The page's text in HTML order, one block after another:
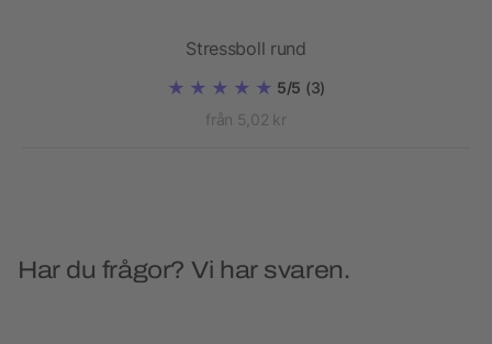
Stressboll rund
5/5 (3)
från 5,02 kr
Har du frågor? Vi har svaren.